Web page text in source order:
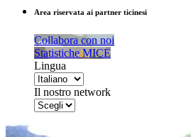
Area riservata ai partner ticinesi
Collabora con noi
Statistiche MICE
Lingua
Il nostro network